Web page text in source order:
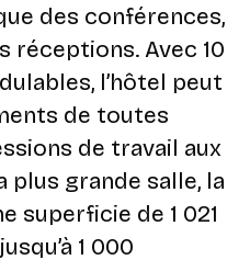
des conférences,
réceptions. Avec 10
l’hôtel peut
de toutes
de travail aux
plus grande salle, la
superficie de 1 021
1 000